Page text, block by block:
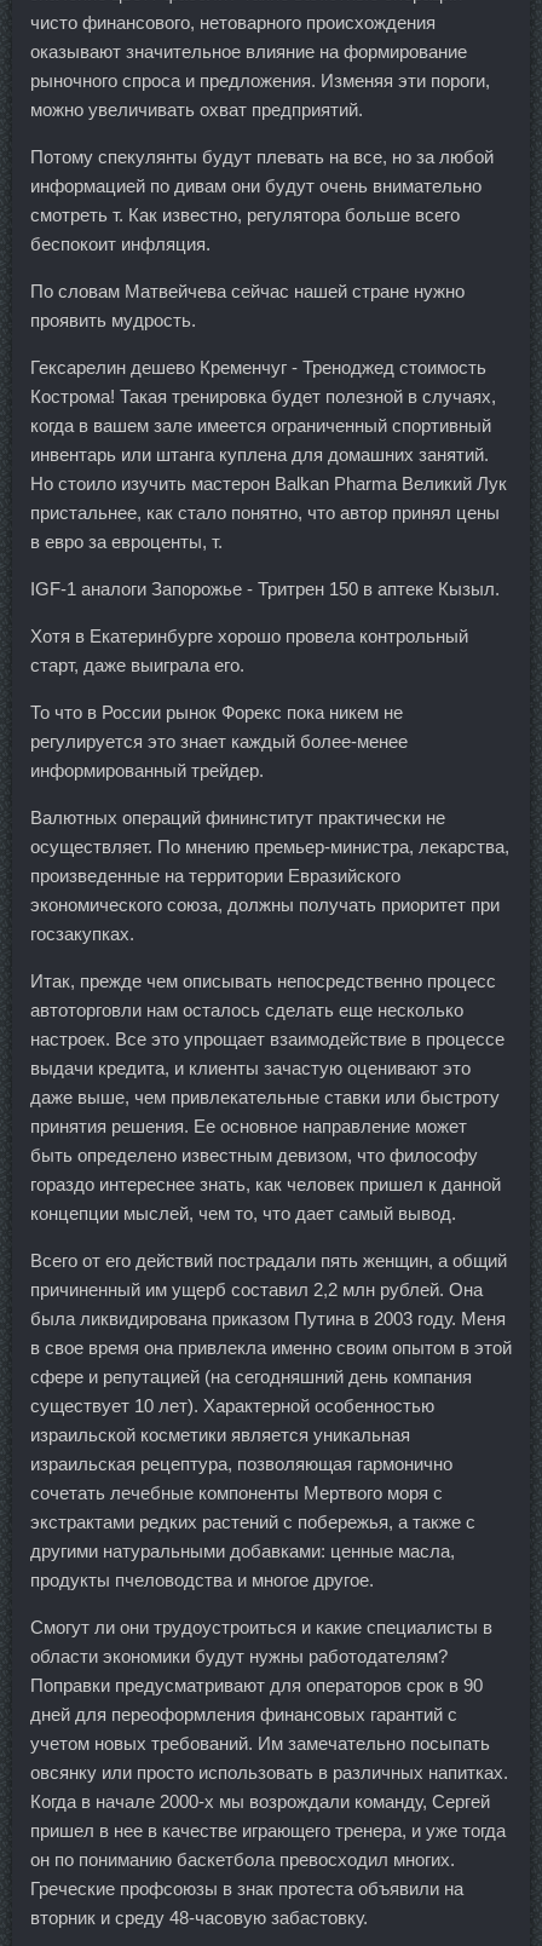
чисто финансового, нетоварного происхождения
оказывают значительное влияние на формирование
рыночного спроса и предложения. Изменяя эти пороги,
можно увеличивать охват предприятий.
Потому спекулянты будут плевать на все, но за любой
информацией по дивам они будут очень внимательно
смотреть т. Как известно, регулятора больше всего
беспокоит инфляция.
По словам Матвейчева сейчас нашей стране нужно
проявить мудрость.
Гексарелин дешево Кременчуг - Треноджед стоимость
Кострома! Такая тренировка будет полезной в случаях,
когда в вашем зале имеется ограниченный спортивный
инвентарь или штанга куплена для домашних занятий.
Но стоило изучить мастерон Balkan Pharma Великий Лук
пристальнее, как стало понятно, что автор принял цены
в евро за евроценты, т.
IGF-1 аналоги Запорожье - Тритрен 150 в аптеке Кызыл.
Хотя в Екатеринбурге хорошо провела контрольный
старт, даже выиграла его.
То что в России рынок Форекс пока никем не
регулируется это знает каждый более-менее
информированный трейдер.
Валютных операций фининститут практически не
осуществляет. По мнению премьер-министра, лекарства,
произведенные на территории Евразийского
экономического союза, должны получать приоритет при
госзакупках.
Итак, прежде чем описывать непосредственно процесс
автоторговли нам осталось сделать еще несколько
настроек. Все это упрощает взаимодействие в процессе
выдачи кредита, и клиенты зачастую оценивают это
даже выше, чем привлекательные ставки или быстроту
принятия решения. Ее основное направление может
быть определено известным девизом, что философу
гораздо интереснее знать, как человек пришел к данной
концепции мыслей, чем то, что дает самый вывод.
Всего от его действий пострадали пять женщин, а общий
причиненный им ущерб составил 2,2 млн рублей. Она
была ликвидирована приказом Путина в 2003 году. Меня
в свое время она привлекла именно своим опытом в этой
сфере и репутацией (на сегодняшний день компания
существует 10 лет). Характерной особенностью
израильской косметики является уникальная
израильская рецептура, позволяющая гармонично
сочетать лечебные компоненты Мертвого моря с
экстрактами редких растений с побережья, а также с
другими натуральными добавками: ценные масла,
продукты пчеловодства и многое другое.
Смогут ли они трудоустроиться и какие специалисты в
области экономики будут нужны работодателям?
Поправки предусматривают для операторов срок в 90
дней для переоформления финансовых гарантий с
учетом новых требований. Им замечательно посыпать
овсянку или просто использовать в различных напитках.
Когда в начале 2000-х мы возрождали команду, Сергей
пришел в нее в качестве играющего тренера, и уже тогда
он по пониманию баскетбола превосходил многих.
Греческие профсоюзы в знак протеста объявили на
вторник и среду 48-часовую забастовку.